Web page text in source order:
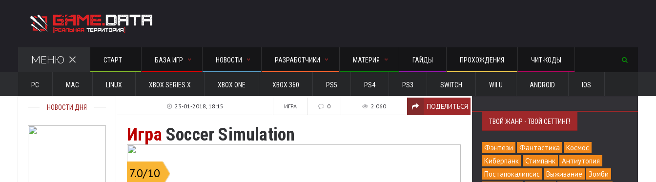
МЕНЮ СТАРТ БАЗА ИГР НОВОСТИ РАЗРАБОТЧИКИ МАТЕРИЯ ГАЙДЫ ПРОХОЖДЕНИЯ ЧИТ-КОДЫ
PC MAC LINUX XBOX SERIES X XBOX ONE XBOX 360 PS5 PS4 PS3 SWITCH WII U ANDROID IOS
НОВОСТИ ДНЯ 23-01-2018, 18:15 ИГРА 0 2 060 ПОДЕЛИТЬСЯ
Игра Soccer Simulation
7.0/10
ТВОЙ ЖАНР - ТВОЙ СЕТТИНГ!
Фэнтези Фантастика
Космос
Киберпанк
Стимпанк
Антиутопия
Постапокалипсис
Выживание
Зомби